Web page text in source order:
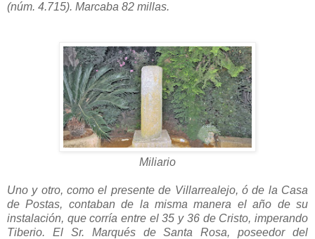
(núm. 4.715). Marcaba 82 millas.
Miliario
Uno y otro, como el presente de Villarrealejo, ó de la Casa
de Postas, contaban de la misma manera el año de su
instalación, que corría entre el 35 y 36 de Cristo, imperando
Tiberio. El Sr. Marqués de Santa Rosa, poseedor del